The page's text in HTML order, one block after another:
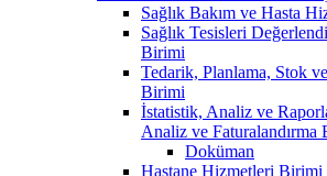
Sağlık Bakım ve Hasta
Sağlık Tesisleri
Birimi
Tedarik, Planlama, Stok
Birimi
İstatistik, Analiz ve
Analiz ve
Doküman
Hastane Hizmetleri Birimi